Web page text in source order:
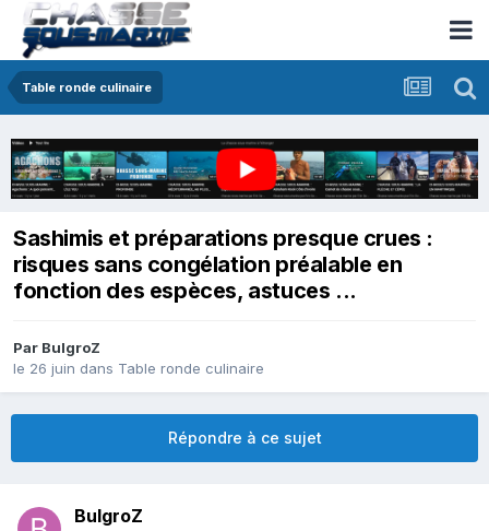
Table ronde culinaire
Sashimis et préparations presque crues :
risques sans congélation préalable en
fonction des espèces, astuces ...
Par BulgroZ
le 26 juin dans Table ronde culinaire
Répondre à ce sujet
BulgroZ